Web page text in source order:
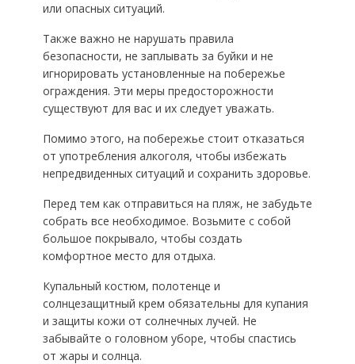
или опасных ситуаций.
Также важно не нарушать правила
безопасности, не заплывать за буйки и не
игнорировать установленные на побережье
ограждения. Эти меры предосторожности
существуют для вас и их следует уважать.
Помимо этого, на побережье стоит отказаться
от употребления алкоголя, чтобы избежать
непредвиденных ситуаций и сохранить здоровье.
Перед тем как отправиться на пляж, не забудьте
собрать все необходимое. Возьмите с собой
большое покрывало, чтобы создать
комфортное место для отдыха.
Купальный костюм, полотенце и
солнцезащитный крем обязательны для купания
и защиты кожи от солнечных лучей. Не
забывайте о головном уборе, чтобы спастись
от жары и солнца.